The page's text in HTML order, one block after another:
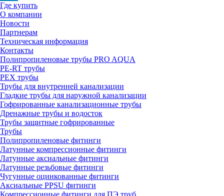
Где купить
О компании
Новости
Партнерам
Техническая информация
Контакты
Полипропиленовые трубы PRO AQUA
PE-RT трубы
PEX трубы
Трубы для внутренней канализации
Гладкие трубы для наружной канализации
Гофрированные канализационные трубы
Дренажные трубы и водосток
Трубы защитные гофрированные
Трубы
Полипропиленовые фитинги
Латунные компрессионные фитинги
Латунные аксиальные фитинги
Латунные резьбовые фитинги
Чугунные оцинкованные фитинги
Аксиальные PPSU фитинги
Компрессионные фитинги для ПЭ труб